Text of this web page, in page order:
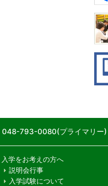
048-793-0080(プライマリ
入学をお考えの方へ
説明会行事
入学試験について